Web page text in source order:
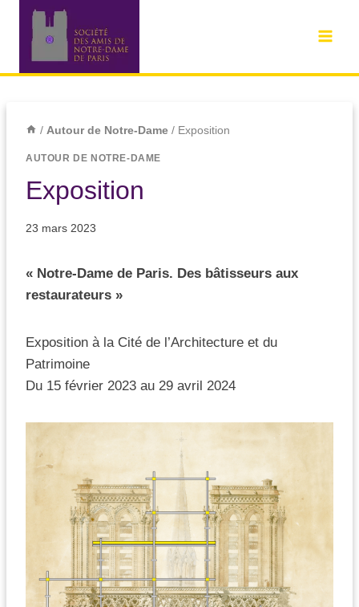
/ Autour de Notre-Dame / Exposition
AUTOUR DE NOTRE-DAME
Exposition
23 mars 2023
« Notre-Dame de Paris. Des bâtisseurs aux
restaurateurs »
Exposition à la Cité de l’Architecture et du
Patrimoine
Du 15 février 2023 au 29 avril 2024